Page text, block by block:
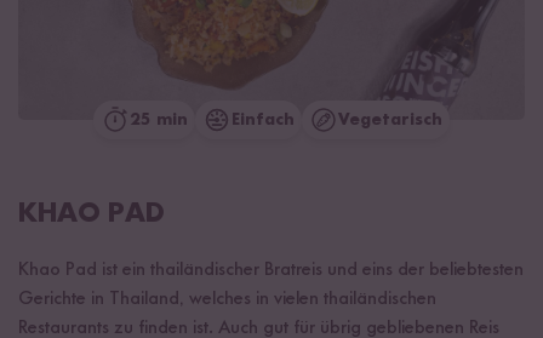
25 min Einfach Vegetarisch
KHAO PAD
Khao Pad ist ein thailändischer Bratreis und eins der beliebtesten
Gerichte in Thailand, welches in vielen thailändischen
Restaurants zu finden ist. Auch gut für übrig gebliebenen Reis